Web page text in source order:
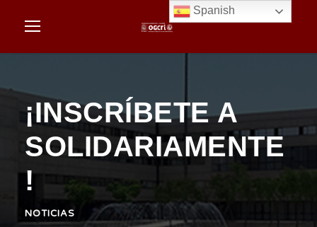
¡INSCRÍBETE A
SOLIDARIAMENTE
!
NOTICIAS
Spanish